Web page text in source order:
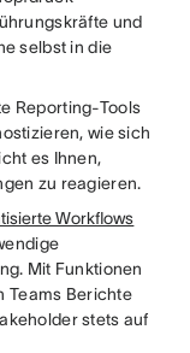
und
selbst in die
Reporting-Tools
wie sich
es Ihnen,
zu reagieren.
Workflows
Mit Funktionen
Teams Berichte
stets auf